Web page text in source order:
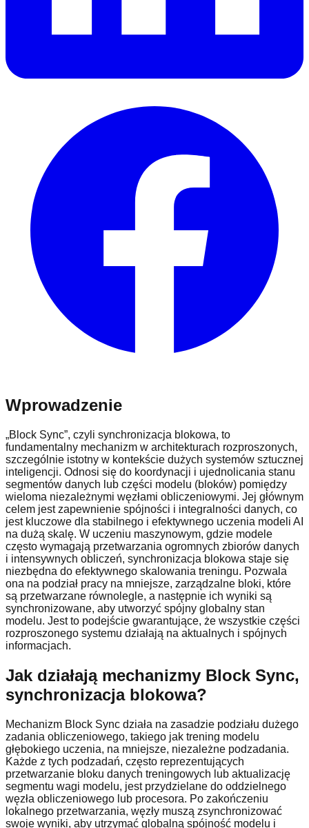
Wprowadzenie
„Block Sync”, czyli synchronizacja blokowa, to
fundamentalny mechanizm w architekturach rozproszonych,
szczególnie istotny w kontekście dużych systemów sztucznej
inteligencji. Odnosi się do koordynacji i ujednolicania stanu
segmentów danych lub części modelu (bloków) pomiędzy
wieloma niezależnymi węzłami obliczeniowymi. Jej głównym
celem jest zapewnienie spójności i integralności danych, co
jest kluczowe dla stabilnego i efektywnego uczenia modeli AI
na dużą skalę. W uczeniu maszynowym, gdzie modele
często wymagają przetwarzania ogromnych zbiorów danych
i intensywnych obliczeń, synchronizacja blokowa staje się
niezbędna do efektywnego skalowania treningu. Pozwala
ona na podział pracy na mniejsze, zarządzalne bloki, które
są przetwarzane równolegle, a następnie ich wyniki są
synchronizowane, aby utworzyć spójny globalny stan
modelu. Jest to podejście gwarantujące, że wszystkie części
rozproszonego systemu działają na aktualnych i spójnych
informacjach.
Jak działają mechanizmy Block Sync,
synchronizacja blokowa?
Mechanizm Block Sync działa na zasadzie podziału dużego
zadania obliczeniowego, takiego jak trening modelu
głębokiego uczenia, na mniejsze, niezależne podzadania.
Każde z tych podzadań, często reprezentujących
przetwarzanie bloku danych treningowych lub aktualizację
segmentu wagi modelu, jest przydzielane do oddzielnego
węzła obliczeniowego lub procesora. Po zakończeniu
lokalnego przetwarzania, węzły muszą zsynchronizować
swoje wyniki, aby utrzymać globalną spójność modelu i